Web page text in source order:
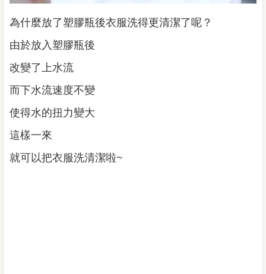
為什麼放了塑膠瓶後衣服洗得更清潔了呢？
由於放入塑膠瓶後
改變了上水流
而下水流速度不變
使得水的扭力變大
這樣一來
就可以把衣服洗清潔啦~